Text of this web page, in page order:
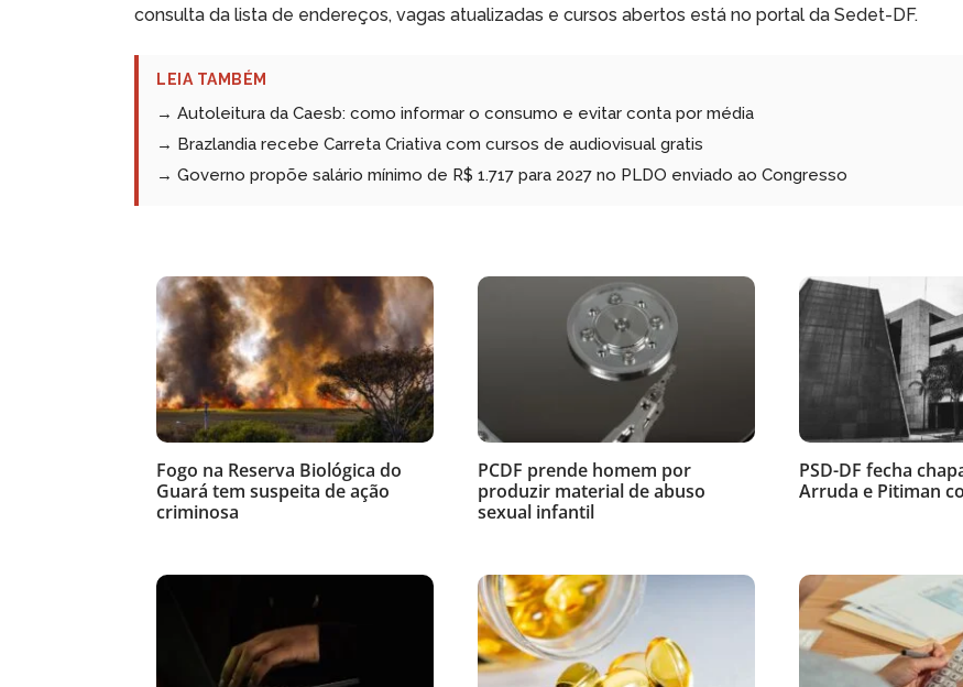
consulta da lista de endereços, vagas atualizadas e cursos abertos está no portal da Sedet-DF.
LEIA TAMBÉM
→ Autoleitura da Caesb: como informar o consumo e evitar conta por média
→ Brazlandia recebe Carreta Criativa com cursos de audiovisual gratis
→ Governo propõe salário mínimo de R$ 1.717 para 2027 no PLDO enviado ao Congresso
Fogo na Reserva Biológica do
Guará tem suspeita de ação
criminosa
PCDF prende homem por
produzir material de abuso
sexual infantil
PSD-DF fecha
Arruda e Pitiman